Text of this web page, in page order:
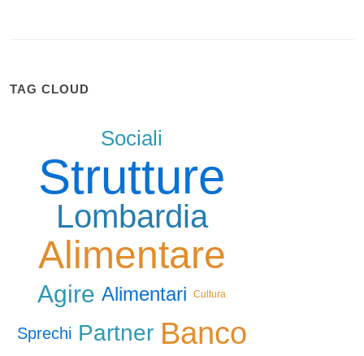
TAG CLOUD
Sociali
Strutture
Lombardia
Alimentare
Agire Alimentari Cultura
Sprechi Partner Banco